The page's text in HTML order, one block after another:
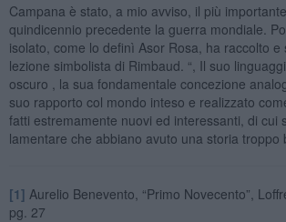
Campana è stato, a mio avviso, il più
quindicennio precedente la guerra mondiale.
isolato, come lo definì Asor Rosa, ha raccolto e
lezione simbolista di Rimbaud. “, Il suo
oscuro , la sua fondamentale concezione
suo rapporto col mondo inteso e realizzato
fatti estremamente nuovi ed interessanti, di cui
lamentare che abbiano avuto una storia
[1] Aurelio Benevento, “Primo Novecento”,
pg. 27